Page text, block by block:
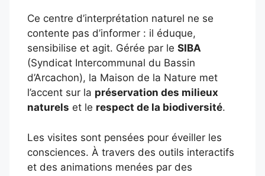
Ce centre d’interprétation naturel ne se
contente pas d’informer : il éduque,
sensibilise et agit. Gérée par le SIBA
(Syndicat Intercommunal du Bassin
d’Arcachon), la Maison de la Nature met
l’accent sur la préservation des milieux
naturels et le respect de la biodiversité.
Les visites sont pensées pour éveiller les
consciences. À travers des outils interactifs
et des animations menées par des